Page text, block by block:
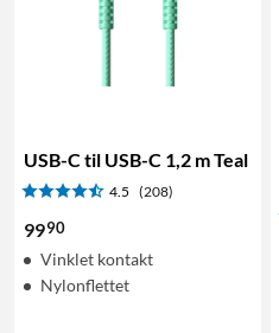
USB-C til USB-C 1,2 m Teal
4.5 (208)
9990
Vinklet kontakt
Nylonflettet